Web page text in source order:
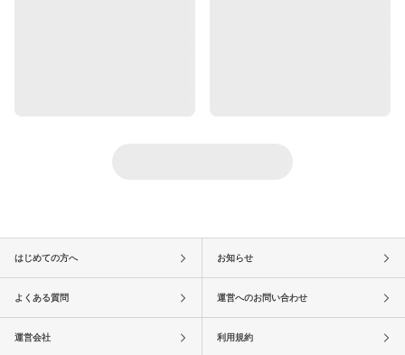
はじめての方へ お知らせ
よくある質問 運営へのお問い合わせ
運営会社 利用規約